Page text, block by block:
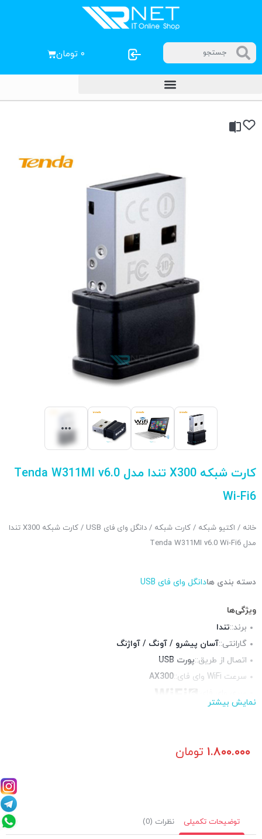
۰ تومان
کارت شبکه X300 تندا مدل Tenda W311MI v6.0
Wi-Fi6
خانه / اکتیو شبکه / کارت شبکه / دانگل وای فای USB
/ کارت شبکه X300 تندا
مدل Tenda W311MI v6.0 Wi-Fi6
دسته بندی هادانگل وای فای USB
ویژگی‌ها
برند::تندا
گارانتی::آسان پیشرو / آونگ / آواژنگ
اتصال از طریق::پورت USB
سرعت WiFi وای فای::
AX300
فرکانس::
نمایش بیشتر
۱.۸۰۰.۰۰۰ تومان
توضیحات تکمیلی نظرات (0)